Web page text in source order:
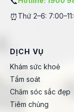
⏰ Thứ 2–6:
DỊCH VỤ
Khám sức khoẻ
Tầm soát
Chăm sóc sắc đẹp
Tiêm chủng